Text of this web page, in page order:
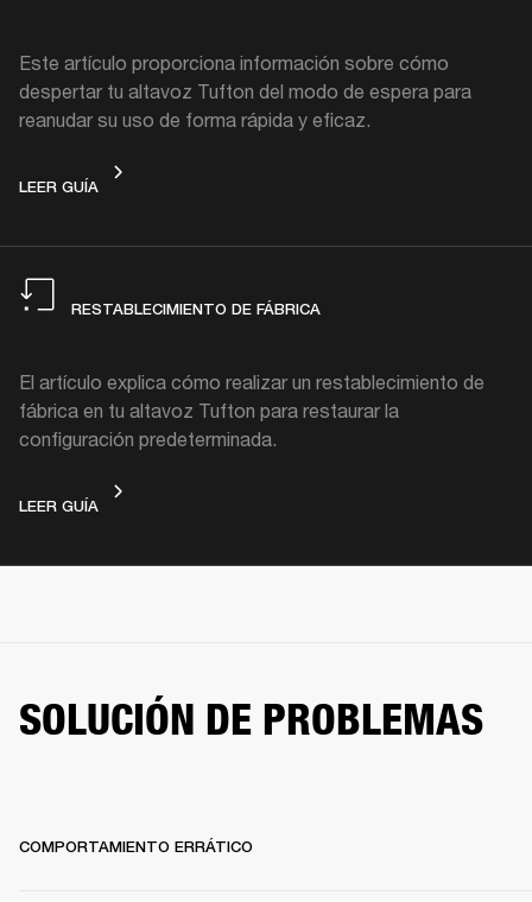
Este artículo proporciona información sobre cómo
despertar tu altavoz Tufton del modo de espera para
reanudar su uso de forma rápida y eficaz.
LEER GUÍAMODO DE ESPERA
RESTABLECIMIENTO DE FÁBRICA
El artículo explica cómo realizar un restablecimiento de
fábrica en tu altavoz Tufton para restaurar la
configuración predeterminada.
LEER GUÍARESTABLECIMIENTO DE FÁBRICA
SOLUCIÓN DE PROBLEMAS
COMPORTAMIENTO ERRÁTICO